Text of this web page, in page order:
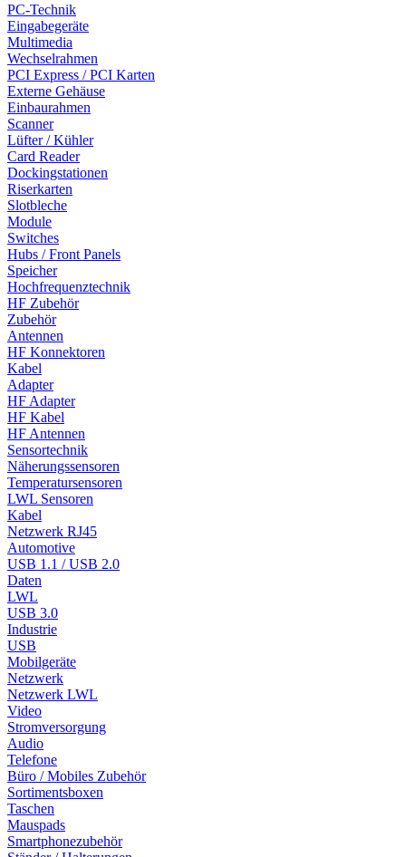
PC-Technik
Eingabegeräte
Multimedia
Wechselrahmen
PCI Express / PCI Karten
Externe Gehäuse
Einbaurahmen
Scanner
Lüfter / Kühler
Card Reader
Dockingstationen
Riserkarten
Slotbleche
Module
Switches
Hubs / Front Panels
Speicher
Hochfrequenztechnik
HF Zubehör
Zubehör
Antennen
HF Konnektoren
Kabel
Adapter
HF Adapter
HF Kabel
HF Antennen
Sensortechnik
Näherungssensoren
Temperatursensoren
LWL Sensoren
Kabel
Netzwerk RJ45
Automotive
USB 1.1 / USB 2.0
Daten
LWL
USB 3.0
Industrie
USB
Mobilgeräte
Netzwerk
Netzwerk LWL
Video
Stromversorgung
Audio
Telefone
Büro / Mobiles Zubehör
Sortimentsboxen
Taschen
Mauspads
Smartphonezubehör